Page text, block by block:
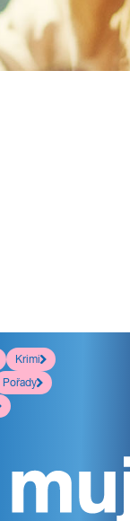
Krimi
Pořady